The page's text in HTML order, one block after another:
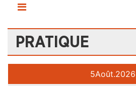
PRATIQUE
5Août.2026